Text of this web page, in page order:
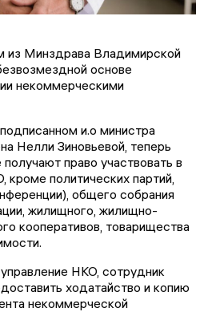
из Минздрава Владимирской
основе
некоммерческими
и.о министра
Нелли Зиновьевой, теперь
право участвовать в
кроме политических партий,
общего собрания
жилищного, жилищно-
кооперативов, товарищества
НКО, сотрудник
ходатайство и копию
некоммерческой